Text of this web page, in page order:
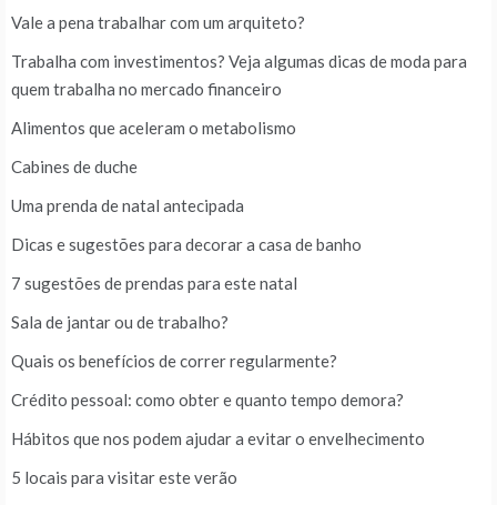
Vale a pena trabalhar com um arquiteto?
Trabalha com investimentos? Veja algumas dicas de moda para
quem trabalha no mercado financeiro
Alimentos que aceleram o metabolismo
Cabines de duche
Uma prenda de natal antecipada
Dicas e sugestões para decorar a casa de banho
7 sugestões de prendas para este natal
Sala de jantar ou de trabalho?
Quais os benefícios de correr regularmente?
Crédito pessoal: como obter e quanto tempo demora?
Hábitos que nos podem ajudar a evitar o envelhecimento
5 locais para visitar este verão